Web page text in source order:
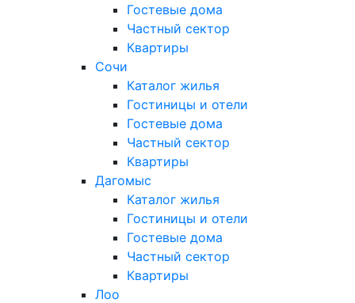
Гостевые дома
Частный сектор
Квартиры
Сочи
Каталог жилья
Гостиницы и отели
Гостевые дома
Частный сектор
Квартиры
Дагомыс
Каталог жилья
Гостиницы и отели
Гостевые дома
Частный сектор
Квартиры
Лоо